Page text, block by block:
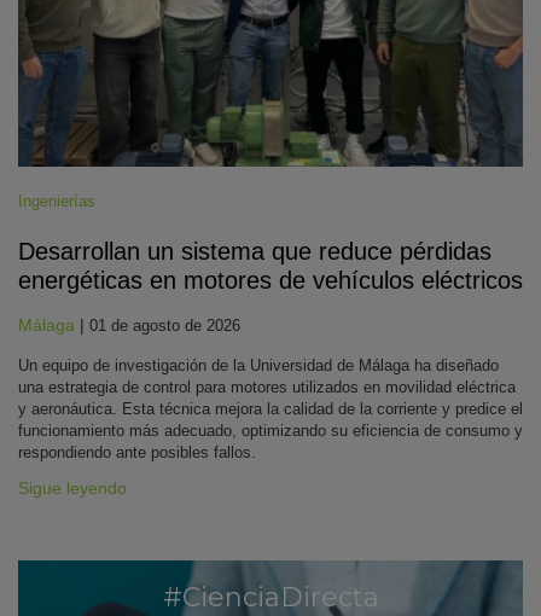
Ingenierías
Desarrollan un sistema que reduce pérdidas
energéticas en motores de vehículos eléctricos
Málaga | 01 de agosto de 2026
Un equipo de investigación de la Universidad de Málaga ha diseñado
una estrategia de control para motores utilizados en movilidad eléctrica
y aeronáutica. Esta técnica mejora la calidad de la corriente y predice el
funcionamiento más adecuado, optimizando su eficiencia de consumo y
respondiendo ante posibles fallos.
Sigue leyendo
#CienciaDirecta